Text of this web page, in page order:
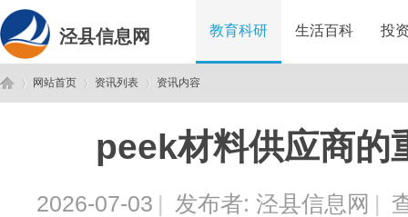
泾县信息网 教育科研 生活百科 投
网站首页 资讯列表
›
资讯内容
peek材料供应商的
2026-07-03 | 发布者: 泾县信息网 |